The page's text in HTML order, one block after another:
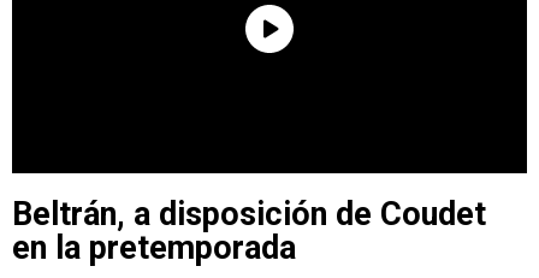
Beltrán, a disposición de Coudet
en la pretemporada